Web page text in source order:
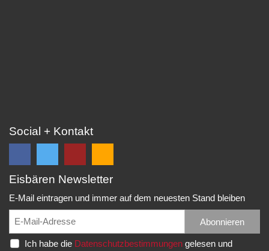
Social + Kontakt
Folge
auf
Facebook
und
erhalte
Folge
auf
Twitter
und
erhalte
EC
Eppelheim
Rudolf-
Diesel-
Falls
unsere
Spielberichte,
etc.
Eisbären Newsletter
E-Mail eintragen und immer auf dem neuesten Stand bleiben
Abonnieren
Ich habe die Datenschutzbestimmungengelesen und